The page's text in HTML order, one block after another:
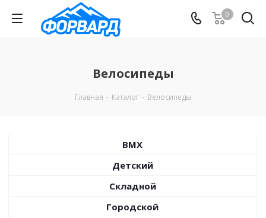
0
Велосипеды
Главная - Каталог - Велосипеды
BMX
Детский
Складной
Городской